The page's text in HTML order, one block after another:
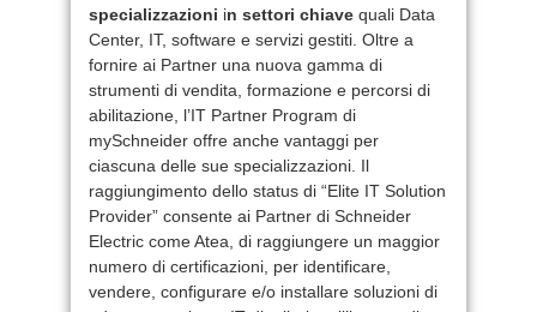
specializzazioni in settori chiave quali Data
Center, IT, software e servizi gestiti. Oltre a
fornire ai Partner una nuova gamma di
strumenti di vendita, formazione e percorsi di
abilitazione, l’IT Partner Program di
mySchneider offre anche vantaggi per
ciascuna delle sue specializzazioni. Il
raggiungimento dello status di “Elite IT Solution
Provider” consente ai Partner di Schneider
Electric come Atea, di raggiungere un maggior
numero di certificazioni, per identificare,
vendere, configurare e/o installare soluzioni di